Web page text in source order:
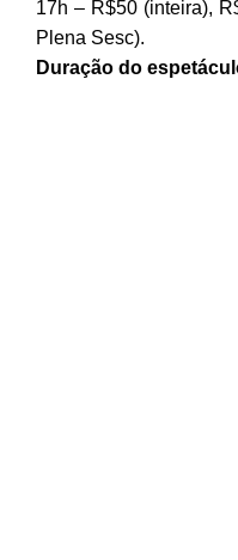
17h – R$50 (inteira),
Plena Sesc).
Duração do